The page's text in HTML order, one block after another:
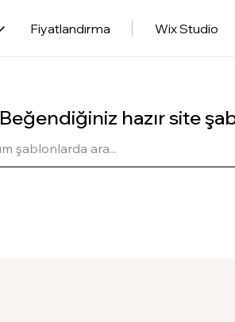
Fiyatlandırma Wix Studio
Beğendiğiniz hazır site